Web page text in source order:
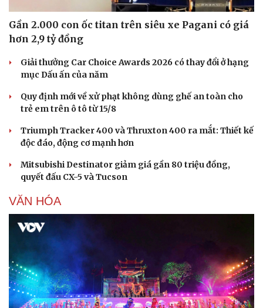
Văn hóa
Văn học
Âm nhạc
Giải trí
Thời trang
Gần 2.000 con ốc titan trên siêu xe Pagani có giá
hơn 2,9 tỷ đồng
Giải thưởng Car Choice Awards 2026 có thay đổi ở hạng
mục Dấu ấn của năm
Quy định mới về xử phạt không dùng ghế an toàn cho
trẻ em trên ô tô từ 15/8
Triumph Tracker 400 và Thruxton 400 ra mắt: Thiết kế
độc đáo, động cơ mạnh hơn
Mitsubishi Destinator giảm giá gần 80 triệu đồng,
quyết đấu CX-5 và Tucson
VĂN HÓA